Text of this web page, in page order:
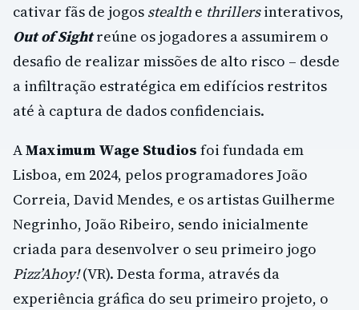
cativar fãs de jogos stealth e thrillersinterativos,
Out of Sightreúne os jogadores a assumirem o
desafio de realizar missões de alto risco – desde
a infiltração estratégica em edifícios restritos
até à captura de dados confidenciais.
AMaximum Wage Studios foi fundada em
Lisboa, em 2024, pelos programadores João
Correia, David Mendes, e os artistas Guilherme
Negrinho, João Ribeiro, sendo inicialmente
criada para desenvolver o seu primeiro jogo
Pizz’Ahoy!(VR). Desta forma, através da
experiência gráfica do seu primeiro projeto, o